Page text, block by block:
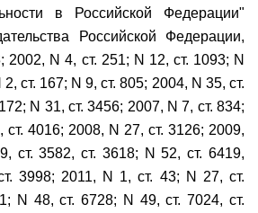
в Российской Федерации"
Российской Федерации,
2002, N 4, ст. 251; N 12, ст. 1093; N
ст. 167; N 9, ст. 805; 2004, N 35, ст.
N 31, ст. 3456; 2007, N 7, ст. 834;
ст. 4016; 2008, N 27, ст. 3126; 2009,
ст. 3582, ст. 3618; N 52, ст. 6419,
3998; 2011, N 1, ст. 43; N 27, ст.
N 48, ст. 6728; N 49, ст. 7024, ст.